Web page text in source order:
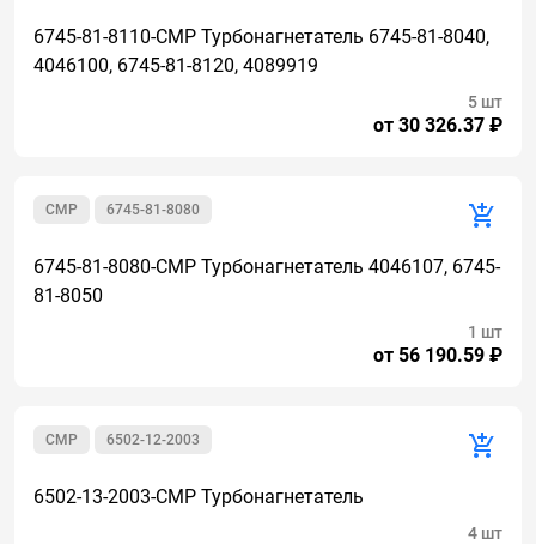
6745-81-8110-CMP Турбонагнетатель 6745-81-8040,
4046100, 6745-81-8120, 4089919
от 30 326.37 ₽
5 шт
6745-81-8080
CMР
6745-81-8080-CMP Турбонагнетатель 4046107, 6745-
81-8050
от 56 190.59 ₽
1 шт
6502-12-2003
CMP
6502-13-2003-CMP Турбонагнетатель
4 шт